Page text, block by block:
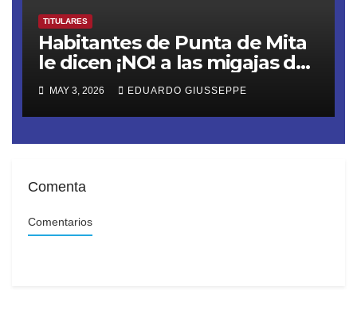
TITULARES
Habitantes de Punta de Mita
le dicen ¡NO! a las migajas de
Grupo DINE. La empresa
construye un muro ilegal en
Playa Las Cocinas,
destruyendo nidos de
extinción
MAY 3, 2026 EDUARDO GIUSSEPPE
Comenta
Comentarios